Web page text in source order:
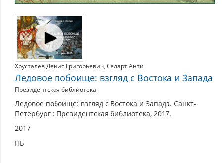
Хрусталев Денис Григорьевич, Селарт Анти
Ледовое побоище: взгляд с Востока и Запада
Президентская библиотека
Ледовое побоище: взгляд с Востока и Запада. Санкт-
Петербург : Президентская библиотека, 2017.
2017
ПБ